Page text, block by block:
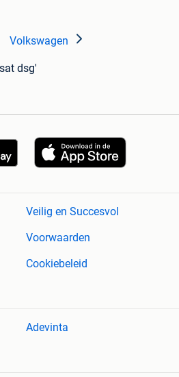
Volkswagen
dsg'
Veilig en Succesvol
Voorwaarden
Cookiebeleid
Adevinta